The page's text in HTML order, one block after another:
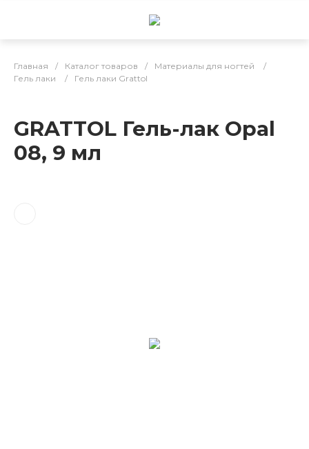
Главная / Каталог товаров / Материалы для ногтей
/
Гель лаки
/ Гель лаки Grattol
GRATTOL Гель-лак Opal
08, 9 мл